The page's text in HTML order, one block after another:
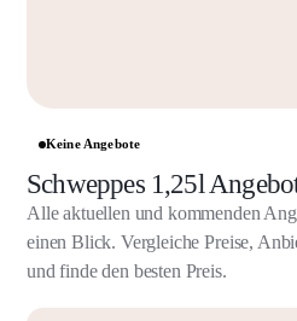
Keine Angebote
Schweppes 1,25l
Alle aktuellen und kommenden
einen Blick. Vergleiche Preise,
und finde den besten Preis.